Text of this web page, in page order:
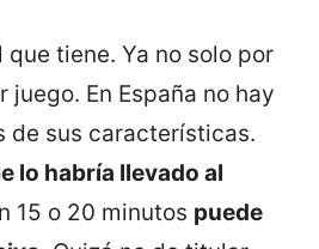
que tiene. Ya no solo por
juego. En España no hay
de sus características.
lo habría llevado al
15 o 20 minutos puede